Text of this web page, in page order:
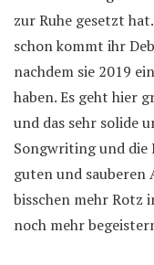
zur Ruhe gesetzt hat.
schon kommt ihr
nachdem sie 2019
haben. Es geht hier
und das sehr solide
Songwriting und die
guten und sauberen
bisschen mehr Rotz
noch mehr